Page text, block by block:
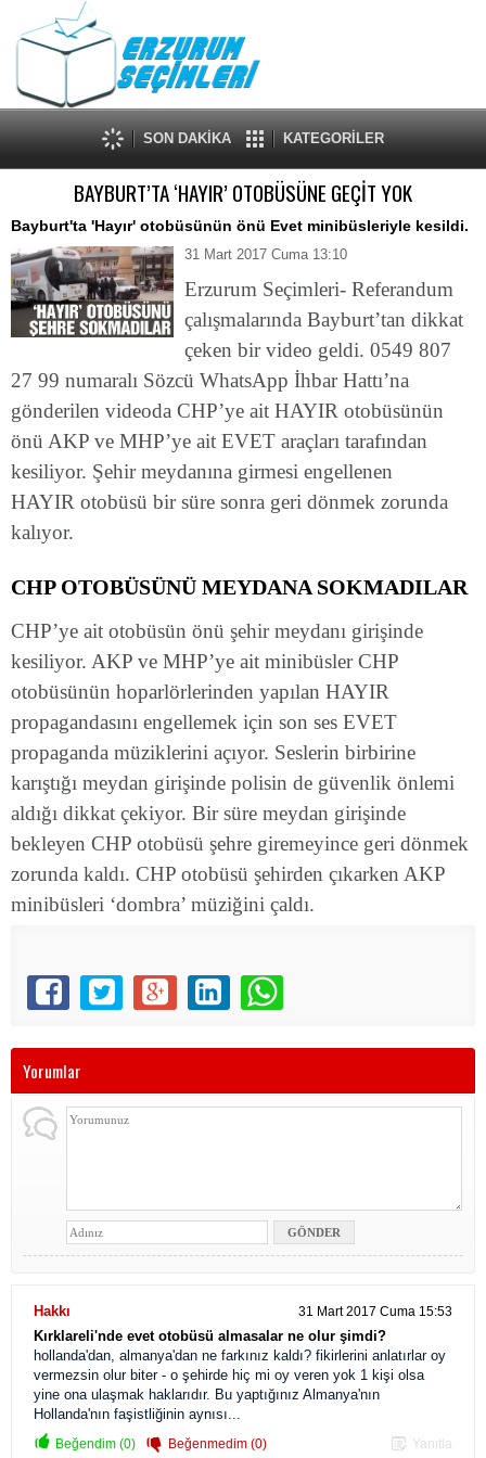
SON DAKİKA KATEGORİLER
BAYBURT’TA ‘HAYIR’ OTOBÜSÜNE GEÇİT YOK
Bayburt'ta 'Hayır' otobüsünün önü Evet minibüsleriyle kesildi.
31 Mart 2017 Cuma 13:10
Erzurum Seçimleri- Referandum
çalışmalarında Bayburt’tan dikkat
çeken bir video geldi. 0549 807
27 99 numaralı Sözcü WhatsApp İhbar Hattı’na
gönderilen videoda CHP’ye ait HAYIR otobüsünün
önü AKP ve MHP’ye ait EVET araçları tarafından
kesiliyor. Şehir meydanına girmesi engellenen
HAYIR otobüsü bir süre sonra geri dönmek zorunda
kalıyor.
CHP OTOBÜSÜNÜ MEYDANA SOKMADILAR
CHP’ye ait otobüsün önü şehir meydanı girişinde
kesiliyor. AKP ve MHP’ye ait minibüsler CHP
otobüsünün hoparlörlerinden yapılan HAYIR
propagandasını engellemek için son ses EVET
propaganda müziklerini açıyor. Seslerin birbirine
karıştığı meydan girişinde polisin de güvenlik önlemi
aldığı dikkat çekiyor. Bir süre meydan girişinde
bekleyen CHP otobüsü şehre giremeyince geri dönmek
zorunda kaldı. CHP otobüsü şehirden çıkarken AKP
minibüsleri ‘dombra’ müziğini çaldı.
Yorumlar
Hakkı 31 Mart 2017 Cuma 15:53
Kırklareli'nde evet otobüsü almasalar ne olur şimdi?
hollanda'dan, almanya'dan ne farkınız kaldı? fikirlerini anlatırlar oy
vermezsin olur biter - o şehirde hiç mi oy veren yok 1 kişi olsa
yine ona ulaşmak haklarıdır. Bu yaptığınız Almanya'nın
Hollanda'nın faşistliğinin aynısı...
Beğendim (0) Beğenmedim (0) Yanıtla